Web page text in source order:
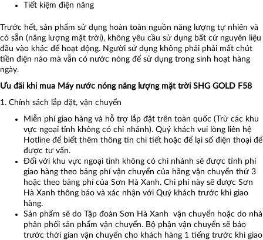
Tiết kiệm điện năng
Trước hết, sản phẩm sử dụng hoàn toàn nguồn năng lượng tự nhiên và
có sẵn (năng lượng mặt trời), không yêu cầu sử dụng bất cứ nguyên liệu
đầu vào khác để hoạt động. Người sử dụng không phải phải mất chút
tiền điện nào mà vẫn có nước nóng để sử dụng trong sinh hoạt hàng
ngày.
Ưu đãi khi mua Máy nước nóng năng lượng mặt trời SHG GOLD F58
1. Chính sách lắp đặt, vận chuyển
Miễn phí giao hàng và hỗ trợ lắp đặt trên toàn quốc (Trừ các khu
vực ngoại tỉnh không có chi nhánh). Quý khách vui lòng liên hệ
Hotline để biết thêm thông tin chi tiết hoặc để lại số điện thoại để
được tư vấn.
Đối với khu vực ngoại tỉnh không có chi nhánh sẽ được tính phí
giao hàng theo bảng phí vận chuyển của hãng vận chuyển thứ 3
hoặc theo bảng phí của Sơn Hà Xanh. Chi phí này sẽ được Sơn
Hà Xanh thông báo và xác nhận với Quý khách trước khi giao
hàng.
Sản phẩm sẽ do Tập đoàn Sơn Hà Xanh vận chuyển hoặc do nhà
phân phối sản phẩm vận chuyển. Bộ phận vận chuyển sẽ báo
trước thời gian vận chuyển cho khách hàng 1 tiếng trước khi giao